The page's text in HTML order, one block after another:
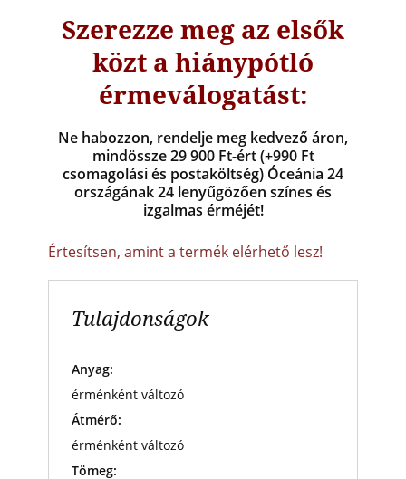
Szerezze meg az elsők
közt a hiánypótló
érmeválogatást:
Ne habozzon, rendelje meg kedvező áron,
mindössze 29 900 Ft-ért (+990 Ft
csomagolási és postaköltség) Óceánia 24
országának 24 lenyűgözően színes és
izgalmas érméjét!
Értesítsen, amint a termék elérhető lesz!
Tulajdonságok
Anyag:
érménként változó
Átmérő:
érménként változó
Tömeg: